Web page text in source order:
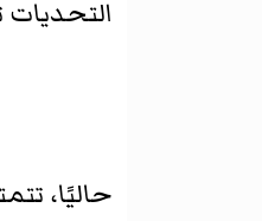
التحديات
حاليًا،